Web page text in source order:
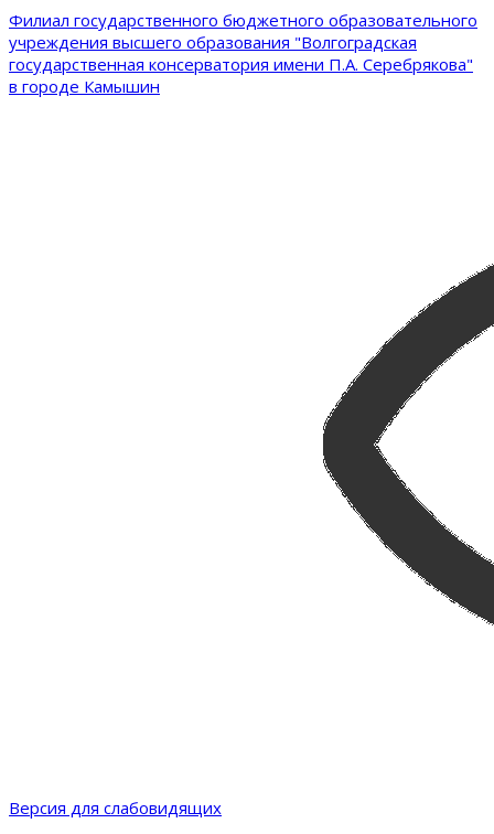
Филиал государственного бюджетного образовательного
учреждения высшего образования "Волгоградская
государственная консерватория имени П.А. Серебрякова"
в городе Камышин
Версия для слабовидящих